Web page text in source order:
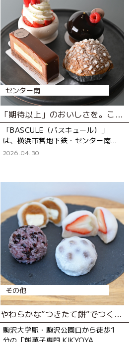
センター南
「期待以上」のおいしさを。こだわりが生み出す、とびきりのスイーツ
「BASCULE（バスキュール）」
は、横浜市営地下鉄・センター南駅
から徒歩3分、大通りから一本入っ
2026.04.30
その他
やわらかな“つきたて餅”でつくる極上の餅菓子の店
駒沢大学駅・駒沢公園口から徒歩1